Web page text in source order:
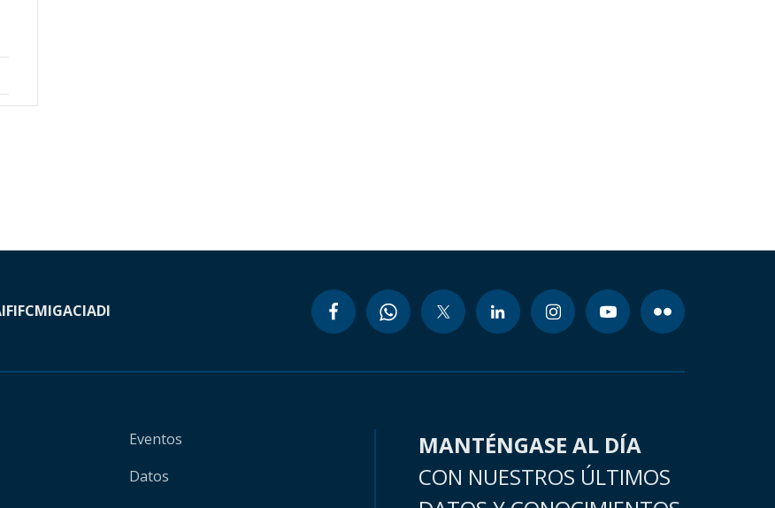
IFCMIGACIADI
Eventos
Datos
MANTÉNGASE AL DÍA
CON NUESTROS ÚLTIMOS